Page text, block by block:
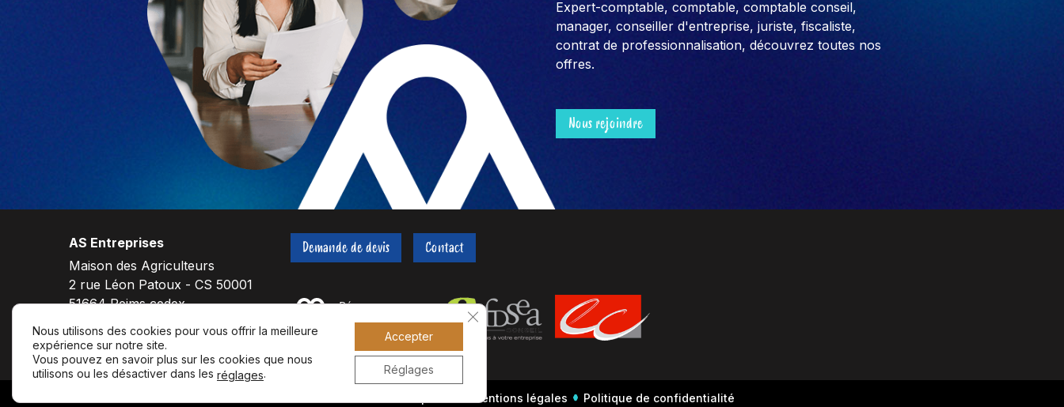
Expert-comptable, comptable, comptable conseil,
manager, conseiller d'entreprise, juriste, fiscaliste,
contrat de professionnalisation, découvrez toutes nos
offres.
Nous rejoindre
AS Entreprises
Maison des Agriculteurs
2 rue Léon Patoux - CS 50001
51664 Reims cedex
F
a
L
i
Y
o
Demande de devis Contact
Mentions légales Politique de confidentialité
Nous utilisons des cookies pour vous offrir la meilleure
expérience sur notre site.
Vous pouvez en savoir plus sur les cookies que nous
utilisons ou les désactiver dans les réglages.
Accepter
Réglages
Fermer la bannière des cookies GDPR